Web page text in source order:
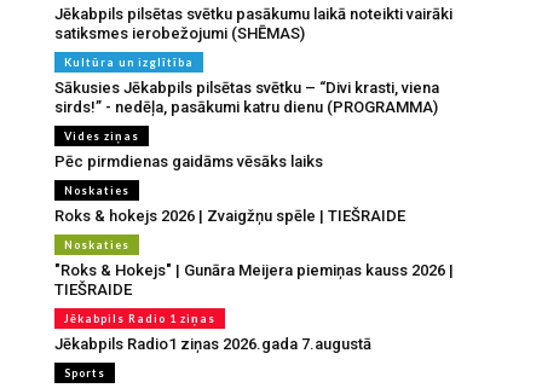
Jēkabpils pilsētas svētku pasākumu laikā noteikti vairāki
satiksmes ierobežojumi (SHĒMAS)
Kultūra un izglītība
Sākusies Jēkabpils pilsētas svētku – “Divi krasti, viena
sirds!” - nedēļa, pasākumi katru dienu (PROGRAMMA)
Vides ziņas
Pēc pirmdienas gaidāms vēsāks laiks
Noskaties
Roks & hokejs 2026 | Zvaigžņu spēle | TIEŠRAIDE
Noskaties
"Roks & Hokejs" | Gunāra Meijera piemiņas kauss 2026 |
TIEŠRAIDE
Jēkabpils Radio 1 ziņas
Jēkabpils Radio1 ziņas 2026.gada 7.augustā
Sports